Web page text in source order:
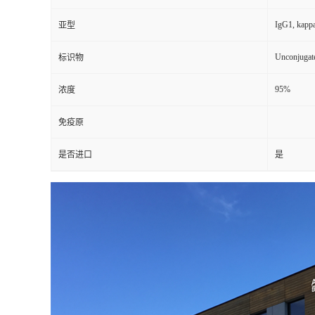
亚型 IgG1,
标识物
浓度 95%
免疫原
是否进口 是